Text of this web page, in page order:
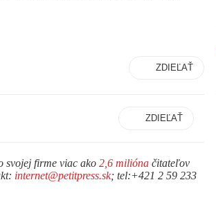
ZDIEĽAŤ
ZDIEĽAŤ
svojej firme viac ako 2,6 milióna čitateľov
internet@petitpress.sk; tel:+421 2 59 233